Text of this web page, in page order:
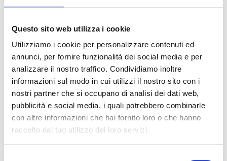
Questo sito web utilizza i cookie
Utilizziamo i cookie per personalizzare contenuti ed
annunci, per fornire funzionalità dei social media e per
analizzare il nostro traffico. Condividiamo inoltre
informazioni sul modo in cui utilizzi il nostro sito con i
nostri partner che si occupano di analisi dei dati web,
pubblicità e social media, i quali potrebbero combinarle
con altre informazioni che hai fornito loro o che hanno
raccolto dal tuo utilizzo dei loro servizi.
Luogo dell'evento
- Juval
Organizzatore
Osterie Collina Juval
Juval 39020
torna ai top eventi